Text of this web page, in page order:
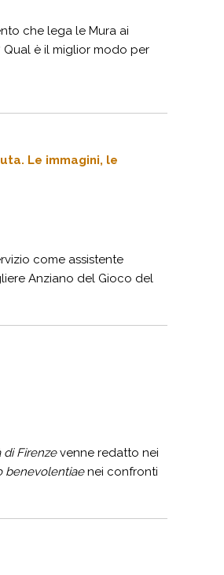
che lega le Mura ai
è il miglior modo per
Le immagini, le
come assistente
Anziano del Gioco del
Firenzevenne redatto nei
benevolentiaenei confronti